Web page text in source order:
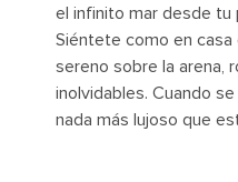
el infinito mar desde tu
Siéntete como en
sereno sobre la arena,
inolvidables. Cuando
nada más lujoso que